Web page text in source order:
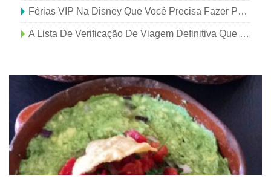
Férias VIP Na Disney Que Você Precisa Fazer Pelo Menos Uma Vez Na Vida
A Lista De Verificação De Viagem Definitiva Que Você Precisa Antes De Sua Próxima Viagem